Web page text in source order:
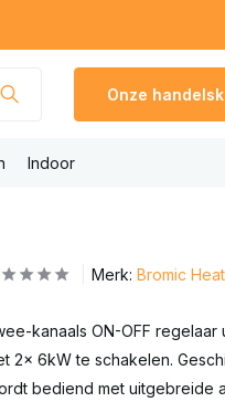
Onze
Indoor
Merk: Bromic
kanaals ON-OFF regelaar
2x 6kW te schakelen.
bediend met uitgebreide